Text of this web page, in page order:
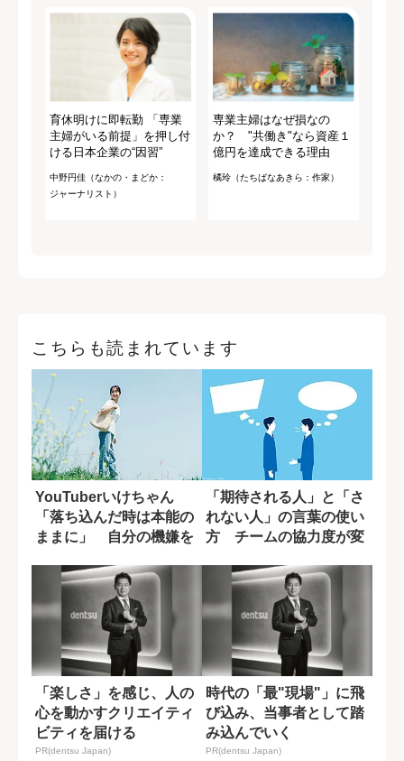
育休明けに即転勤 「専業
主婦がいる前提」を押し付
ける日本企業の“因習”
中野円佳（なかの・まどか：
ジャーナリスト）
専業主婦はなぜ損なの
か？ "共働き"なら資産１
億円を達成できる理由
橘玲（たちばなあきら：作家）
こちらも読まれています
YouTuberいけちゃん
「落ち込んだ時は本能の
ままに」 自分の機嫌を
「期待される人」と「さ
れない人」の言葉の使い
方 チームの協力度が変
「楽しさ」を感じ、人の
心を動かすクリエイティ
ビティを届ける
PR(dentsu Japan)
時代の「最"現場"」に飛
び込み、当事者として踏
み込んでいく
PR(dentsu Japan)